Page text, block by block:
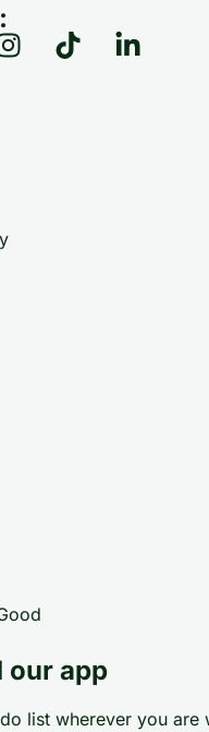
our app
list wherever you are